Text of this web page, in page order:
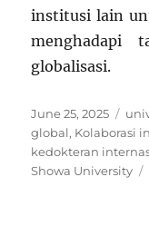
institusi lain
menghadapi
globalisasi.
Posted
on
June 25, 2025
global, Kolaborasi
kedokteran
Showa University